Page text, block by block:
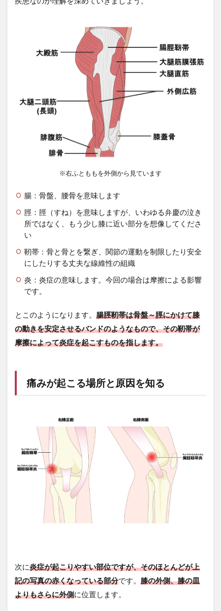
こる
1.3
因を
靭
炎
が
こ
る
体
例
で
考
て
み
る
が
み、
る摩
擦
2.2
筋力
低下
る摩
2.3
によ
擦
3
※右ふとももを外側から見ています
腸：骨盤、腰骨を意味します
脛：脛（すね）を意味しますが、いわゆる弁慶の泣き
所ではなく、もう少し膝に近い部分を想像してくださ
い
靭帯：骨と骨とを繋ぎ、関節の運動を制限したり安全
にしたりする丈夫な線維性の組織
炎：炎症の意味します。今回の場合は摩擦による影響
です。
とこのようになります。 腸脛靭帯は骨盤～脛にかけて膝
の動きを安定させるバンドのようなもので、その靭帯が
摩擦によって炎症を起こすものを指します。
痛みが起こる場所と原因を知る
次に炎症が起こりやすい部位ですが、そのほとんどが上
記の写真の赤くなっている部分です。 膝の外側、膝の皿
よりもさらに外側に位置します。